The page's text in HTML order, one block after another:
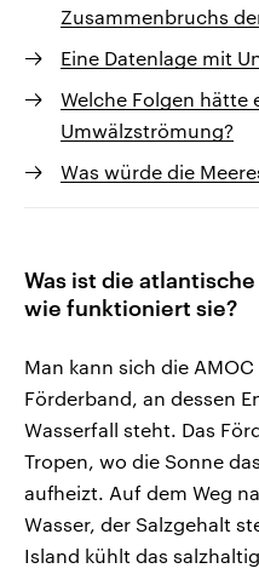
Zusammenbruchs
Eine Datenlage mit
Welche Folgen hätte
Umwälzströmung?
Was würde die
Was ist die
wie funktioniert sie?
Man kann sich die
Förderband, an dessen
Wasserfall steht. Das
Tropen, wo die Sonne
aufheizt. Auf dem Weg
Wasser, der Salzgehalt
Island kühlt das